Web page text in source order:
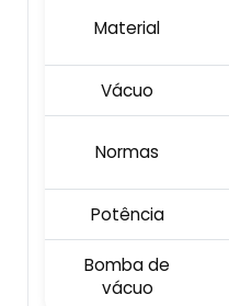
Pesadora
Embaladora De
Embaladora E
Esteira Coletora
Datador De
Datador Industrial
Datador Inkjet Com
Datador Inkjet
Material
Vácuo
Normas
Potência
Bomba de
vácuo